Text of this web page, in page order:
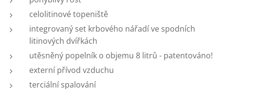
celolitinové topeniště
integrovaný set krbového nářadí ve spodních
litinových dvířkách
utěsněný popelník o objemu 8 litrů - patentováno!
externí přívod vzduchu
terciální spalování